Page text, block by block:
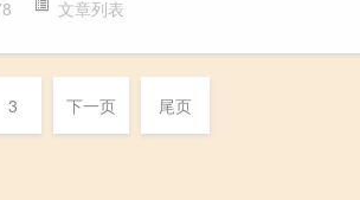
文章列表
3 下一页 尾页